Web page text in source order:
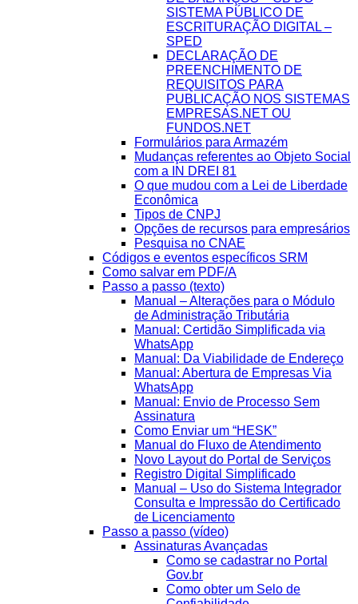
SISTEMA PÚBLICO DE
ESCRITURAÇÃO DIGITAL –
SPED
DECLARAÇÃO DE
PREENCHIMENTO DE
REQUISITOS PARA
PUBLICAÇÃO NOS SISTEMAS
EMPRESAS.NET OU
FUNDOS.NET
Formulários para Armazém
Mudanças referentes ao Objeto Social
com a IN DREI 81
O que mudou com a Lei de Liberdade
Econômica
Tipos de CNPJ
Opções de recursos para empresários
Pesquisa no CNAE
Códigos e eventos específicos SRM
Como salvar em PDF/A
Passo a passo (texto)
Manual – Alterações para o Módulo
de Administração Tributária
Manual: Certidão Simplificada via
WhatsApp
Manual: Da Viabilidade de Endereço
Manual: Abertura de Empresas Via
WhatsApp
Manual: Envio de Processo Sem
Assinatura
Como Enviar um “HESK”
Manual do Fluxo de Atendimento
Novo Layout do Portal de Serviços
Registro Digital Simplificado
Manual – Uso do Sistema Integrador
Consulta e Impressão do Certificado
de Licenciamento
Passo a passo (vídeo)
Assinaturas Avançadas
Como se cadastrar no Portal
Gov.br
Como obter um Selo de